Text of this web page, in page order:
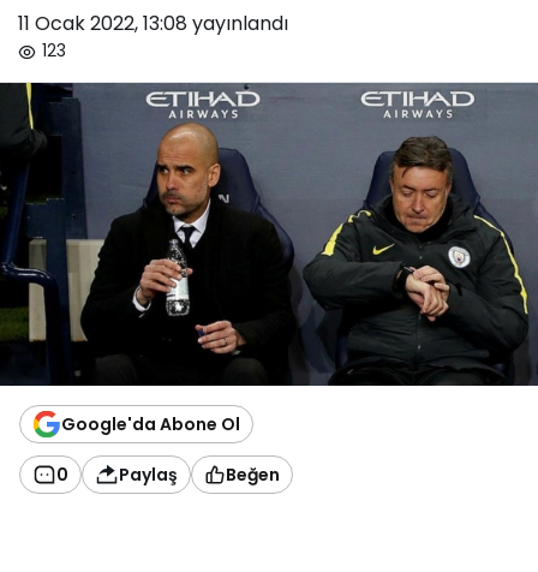
11 Ocak 2022, 13:08 yayınlandı
123
Google'da Abone Ol
0 Paylaş Beğen